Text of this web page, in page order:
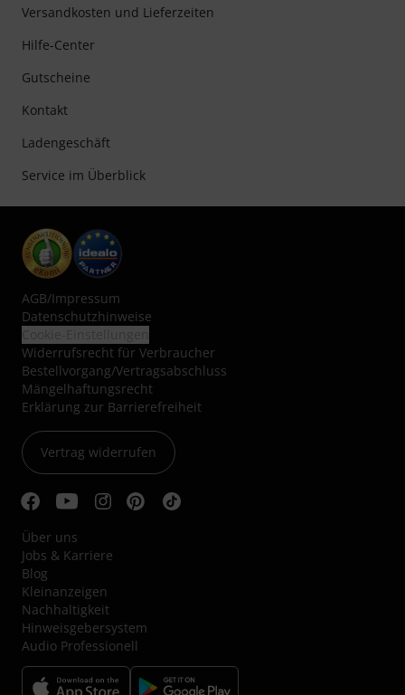
Versandkosten und Lieferzeiten
Hilfe-Center
Gutscheine
Kontakt
Ladengeschäft
Service im Überblick
AGB/Impressum
Datenschutzhinweise
Widerrufsrecht für Verbraucher
Bestellvorgang/Vertragsabschluss
Mängelhaftungsrecht
Erklärung zur Barrierefreiheit
Vertrag widerrufen
Über uns
Jobs & Karriere
Blog
Kleinanzeigen
Nachhaltigkeit
Hinweisgebersystem
Audio Professionell